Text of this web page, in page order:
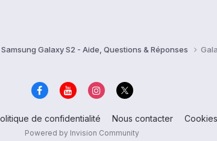
Samsung Galaxy S2 - Aide, Questions & Réponses
de confidentialité Nous contacter Cookies
Powered by Invision Community